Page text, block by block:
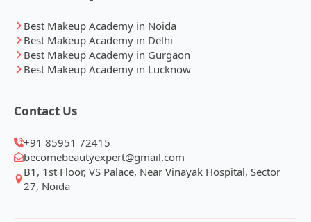
Best Makeup Academy in Noida
Best Makeup Academy in Delhi
Best Makeup Academy in Gurgaon
Best Makeup Academy in Lucknow
Contact Us
+91 85951 72415
becomebeautyexpert@gmail.com
B1, 1st Floor, VS Palace, Near Vinayak Hospital, Sector
27, Noida